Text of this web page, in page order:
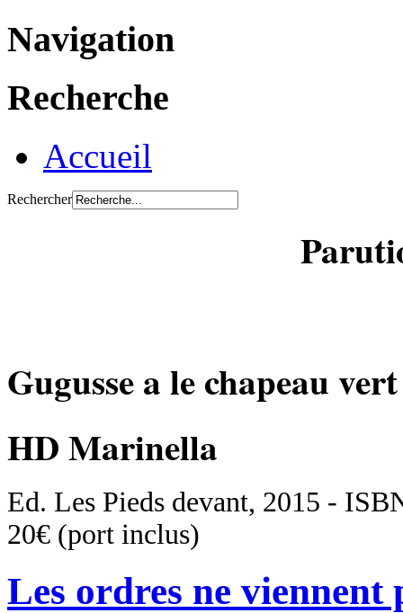
Navigation
Recherche
Accueil
Rechercher
Gugusse a le chapeau vert
HD Marinella
Ed. Les Pieds devant, 2015 -
20€ (port inclus)
Les ordres ne viennent